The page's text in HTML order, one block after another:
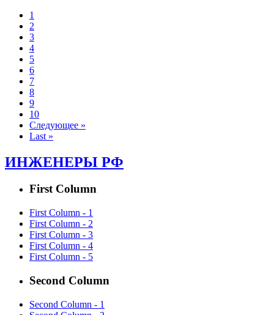
1
2
3
4
5
6
7
8
9
10
Следующее »
Last »
ИНЖЕНЕРЫ РФ
First Column
First Column - 1
First Column - 2
First Column - 3
First Column - 4
First Column - 5
Second Column
Second Column - 1